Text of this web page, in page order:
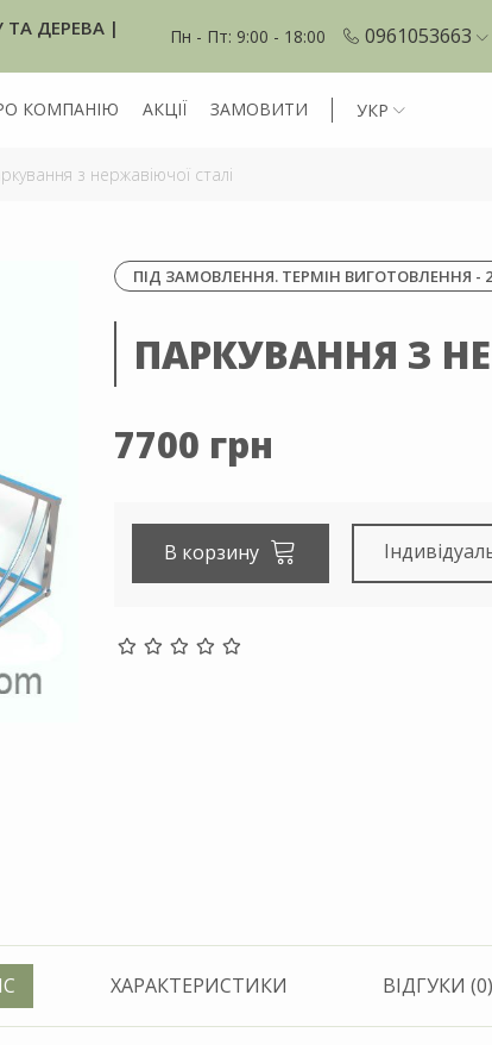
ДЕРЕВА |
Пн - Пт: 9:00 - 18:00 0961053663
КОМПАНІЮ АКЦІЇ ЗАМОВИТИ УКР
з нержавіючої сталі
ПІД ЗАМОВЛЕННЯ. ТЕРМІН ВИГОТОВЛЕННЯ -
ПАРКУВАННЯ З
7700 грн
В корзину
ХАРАКТЕРИСТИКИ ВІДГУКИ (0)